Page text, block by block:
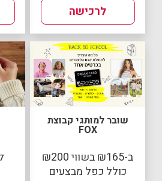
לרכישה
שובר למותגי קבוצת
FOX
ב-₪165 בשווי ₪200
כולל כפל מבצעים